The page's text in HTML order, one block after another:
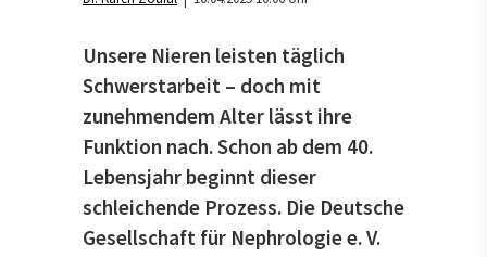
Unsere Nieren leisten täglich
Schwerstarbeit – doch mit
zunehmendem Alter lässt ihre
Funktion nach. Schon ab dem 40.
Lebensjahr beginnt dieser
schleichende Prozess. Die Deutsche
Gesellschaft für Nephrologie e. V.